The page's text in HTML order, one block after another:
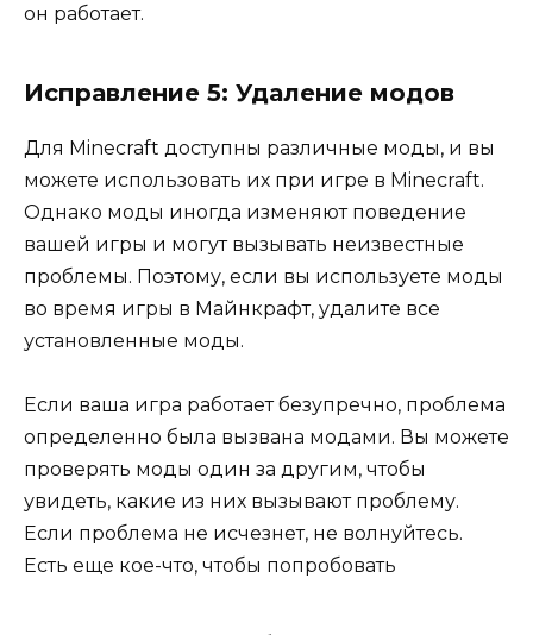
он работает.
Исправление 5: Удаление модов
Для Minecraft доступны различные моды, и вы
можете использовать их при игре в Minecraft.
Однако моды иногда изменяют поведение
вашей игры и могут вызывать неизвестные
проблемы. Поэтому, если вы используете моды
во время игры в Майнкрафт, удалите все
установленные моды.
Если ваша игра работает безупречно, проблема
определенно была вызвана модами. Вы можете
проверять моды один за другим, чтобы
увидеть, какие из них вызывают проблему.
Если проблема не исчезнет, ​​не волнуйтесь.
Есть еще кое-что, чтобы попробовать